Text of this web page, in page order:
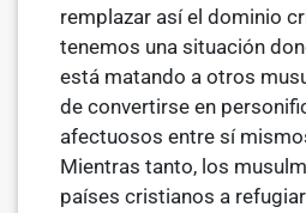
remplazar así el dominio
tenemos una situación
está matando a otros
de convertirse en
afectuosos entre sí
Mientras tanto, los
países cristianos a